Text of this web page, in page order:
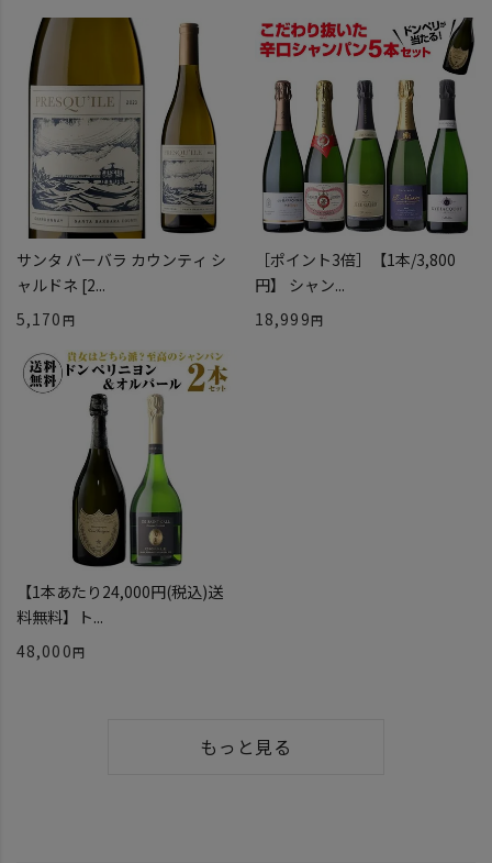
サンタ バーバラ カウンティ シ
ャルドネ [2...
5,170
［ポイント3倍］【1本/3,800
円】 シャン...
18,999
【1本あたり24,000円(税込)送
料無料】ト...
48,000
もっと見る